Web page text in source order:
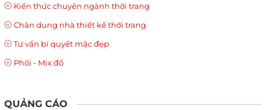
Kiến thức chuyên ngành thời trang
Chân dung nhà thiết kế thời trang
Tư vấn bí quyết mặc đẹp
Phối - Mix đồ
QUẢNG CÁO